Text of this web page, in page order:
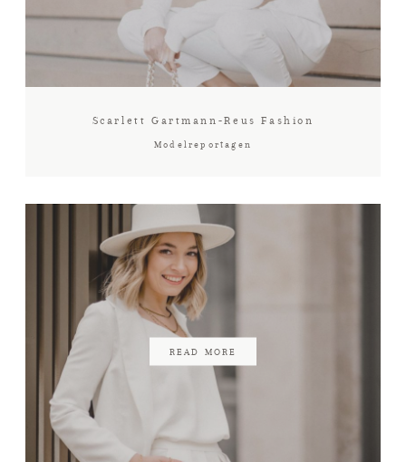
NEWS
ÜBER MICH
KONTAKT
Scarlett Gartmann-Reus Fashion
Modelreportagen
READ MORE